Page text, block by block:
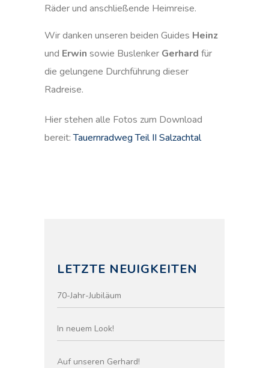
Räder und anschließende Heimreise.
Wir danken unseren beiden Guides Heinz
und Erwin sowie Buslenker Gerhard für
die gelungene Durchführung dieser
Radreise.
Hier stehen alle Fotos zum Download
bereit:Tauernradweg Teil II Salzachtal
LETZTE NEUIGKEITEN
70-Jahr-Jubiläum
In neuem Look!
Auf unseren Gerhard!